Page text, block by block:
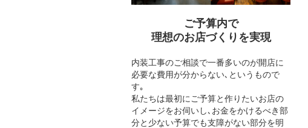
ご予算内で
理想のお店づくりを実現
内装工事のご相談で一番多いのが開店に
必要な費用が分からない､というもので
す｡
私たちは最初にご予算と作りたいお店の
イメージをお伺いし､お金をかけるべき部
分と少ない予算でも支障がない部分を明